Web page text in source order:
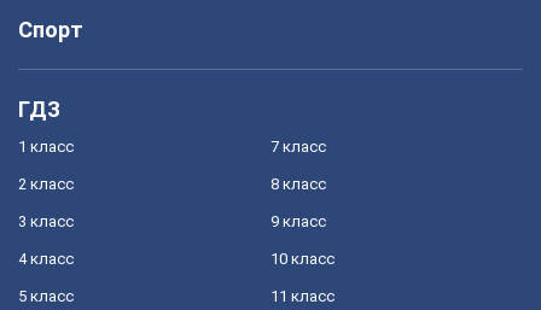
Спорт
ГДЗ
1 класс
2 класс
3 класс
4 класс
5 класс
7 класс
8 класс
9 класс
10 класс
11 класс